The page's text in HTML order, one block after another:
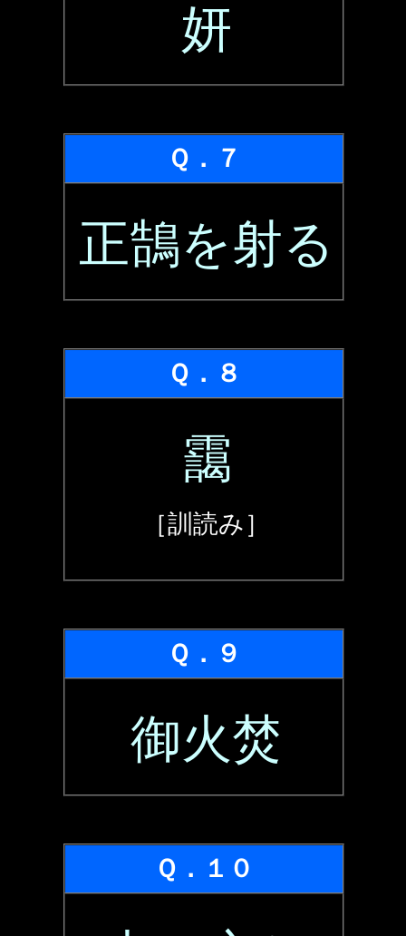
妍
Ｑ．７
正鵠を射る
Ｑ．８
靄
［訓読み］
Ｑ．９
御火焚
Ｑ．１０